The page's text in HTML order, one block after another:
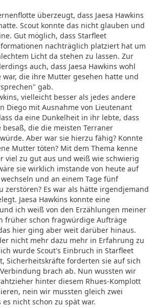
überzeugt, dass Jaesa Hawkins
Scout konnte das nicht glauben und
Gut möglich, dass Starfleet
nachträglich platziert hat um
Licht da stehen zu lassen. Zur
auch, dass Jaesa Hawkins wohl
die ihre Mutter gesehen hatte und
gab.
vielleicht besser als jedes andere
Diego mit Ausnahme von Lieutenant
da eine Dunkelheit in ihr lebte, dass
besaß, die die meisten Terraner
Aber war sie hierzu fähig? Konnte
Mutter töten? Mit dem Thema kenne
viel zu gut aus und weiß wie schwierig
sie wirklich imstande von heute auf
und an einem Tage fünf
zerstören? Es war als hätte irgendjemand
Jaesa Hawkins konnte eine
ich weiß von den Erzählungen meiner
früher schon fragwürdige Aufträge
hier ging aber weit darüber hinaus.
nicht mehr dazu mehr in Erfahrung zu
wurde Scout's Einbruch in Starfleet
Sicherheitskräfte forderten sie auf sich
brach ab. Nun wussten wir
hinter diesem Rhues-Komplott
nein wir mussten gleich zwei
es nicht schon zu spät war.